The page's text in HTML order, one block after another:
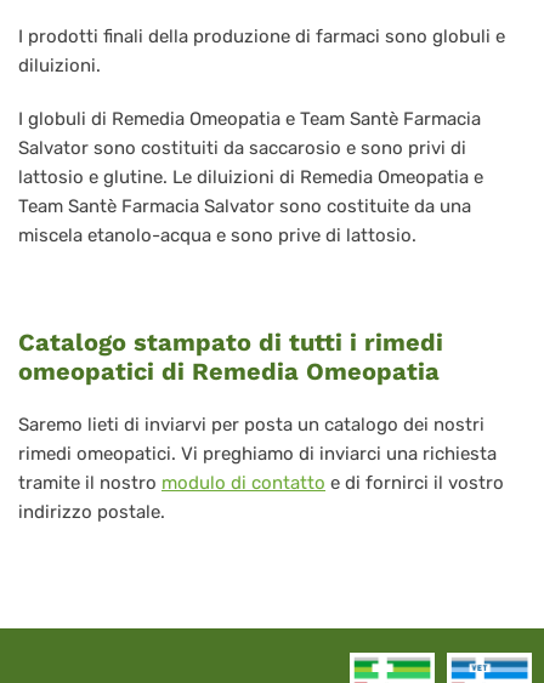
I prodotti finali della produzione di farmaci sono globuli e
diluizioni.
I globuli di Remedia Omeopatia e Team Santè Farmacia
Salvator sono costituiti da saccarosio e sono privi di
lattosio e glutine. Le diluizioni di Remedia Omeopatia e
Team Santè Farmacia Salvator sono costituite da una
miscela etanolo-acqua e sono prive di lattosio.
Catalogo stampato di tutti i rimedi
omeopatici di Remedia Omeopatia
Saremo lieti di inviarvi per posta un catalogo dei nostri
rimedi omeopatici. Vi preghiamo di inviarci una richiesta
tramite il nostro modulo di contatto e di fornirci il vostro
indirizzo postale.